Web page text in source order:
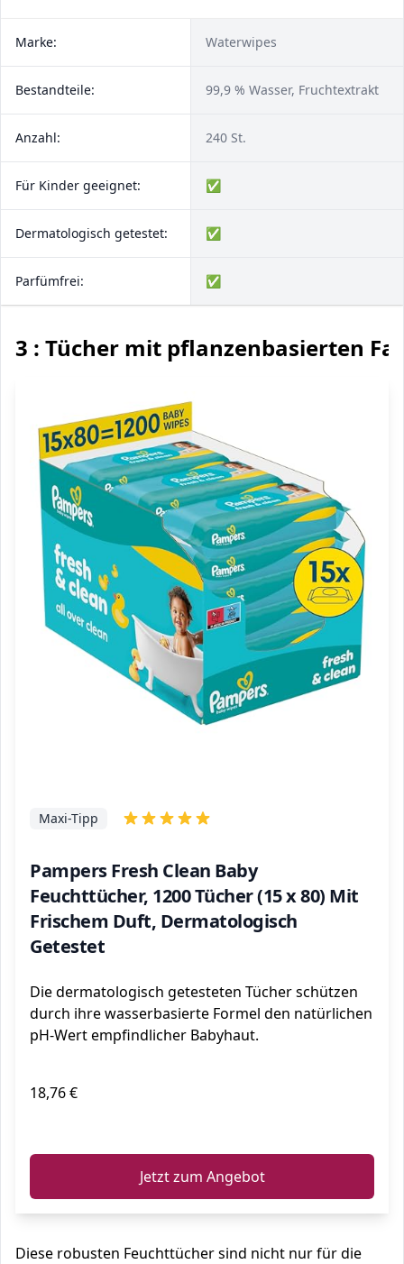
Marke: Waterwipes
Bestandteile: 99,9 % Wasser, Fruchtextrakt
Anzahl: 240 St.
Für Kinder geeignet: ✅
Dermatologisch getestet: ✅
Parfümfrei: ✅
3 : Tücher mit pflanzenbasierten
Pampers Fresh Clean Baby
Feuchttücher, 1200 Tücher (15 x 80) Mit
Frischem Duft, Dermatologisch
Getestet
Maxi-Tipp
Die dermatologisch getesteten Tücher schützen
durch ihre wasserbasierte Formel den natürlichen
pH-Wert empfindlicher Babyhaut.
18,76 €
Jetzt zum Angebot
Diese robusten Feuchttücher sind nicht nur für die